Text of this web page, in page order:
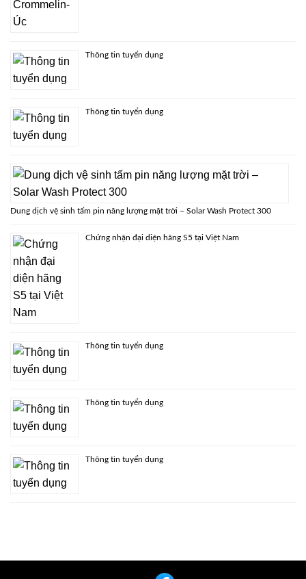
Thông tin tuyển dụng
Thông tin tuyển dụng
Dung dịch vệ sinh tấm pin năng lượng mặt trời – Solar Wash Protect 300
Chứng nhận đại diện hãng S5 tại Việt Nam
Thông tin tuyển dụng
Thông tin tuyển dụng
Thông tin tuyển dụng